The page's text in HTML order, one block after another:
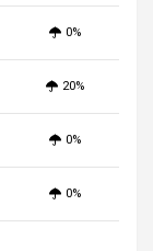
0%
20%
0%
0%